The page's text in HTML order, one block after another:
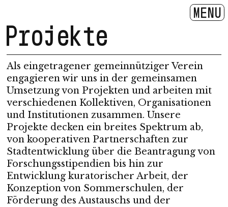
MENU
Projekte
Als eingetragener gemeinnütziger Verein
engagieren wir uns in der gemeinsamen
Umsetzung von Projekten und arbeiten mit
verschiedenen Kollektiven, Organisationen
und Institutionen zusammen. Unsere
Projekte decken ein breites Spektrum ab,
von kooperativen Partnerschaften zur
Stadtentwicklung über die Beantragung von
Forschungsstipendien bis hin zur
Entwicklung kuratorischer Arbeit, der
Konzeption von Sommerschulen, der
Förderung des Austauschs und der